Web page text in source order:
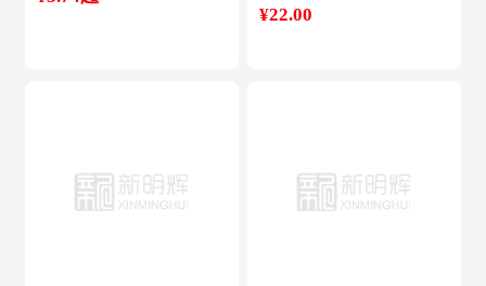
¥22.00